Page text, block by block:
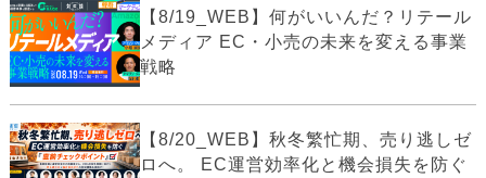
【8/19_WEB】何がいいんだ？リテール
メディア EC・小売の未来を変える事業
戦略
【8/20_WEB】秋冬繁忙期、売り逃しゼ
ロへ。 EC運営効率化と機会損失を防ぐ